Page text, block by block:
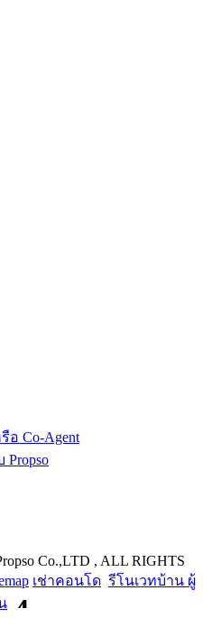
Co-Agent
Co.,LTD , ALL RIGHTS
เช่าคอนโด รีโนเวทบ้าน ผู้